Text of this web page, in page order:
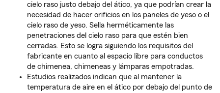
cielo raso justo debajo del ático, ya que podrían crear la
necesidad de hacer orificios en los paneles de yeso o el
cielo raso de yeso. Sella herméticamente las
penetraciones del cielo raso para que estén bien
cerradas. Esto se logra siguiendo los requisitos del
fabricante en cuanto al espacio libre para conductos
de chimenea, chimeneas y lámparas empotradas.
Estudios realizados indican que al mantener la
temperatura de aire en el ático por debajo del punto de